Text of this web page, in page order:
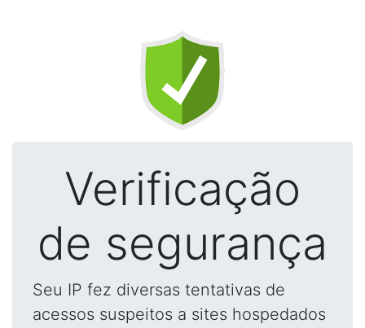
Verificação
de segurança
Seu IP fez diversas tentativas de
acessos suspeitos a sites hospedados